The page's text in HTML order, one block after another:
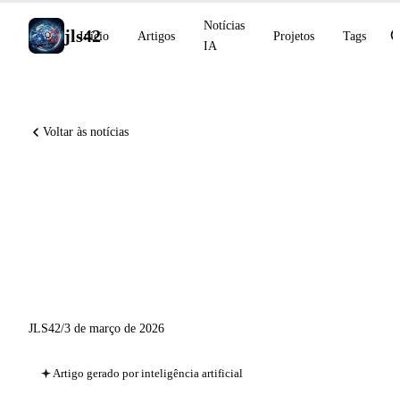
jls42
Início Artigos
Notícias
IA
Projetos Tags
Voltar às notícias
JLS42/3 de março de 2026
Artigo gerado por inteligência artificial